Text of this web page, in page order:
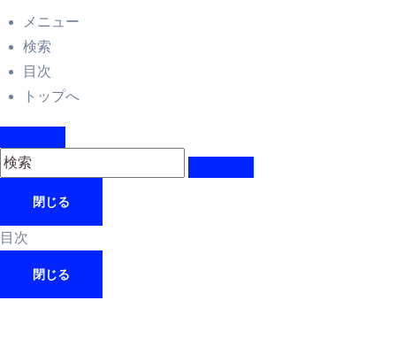
メニュー
検索
目次
トップへ
閉じる
目次
閉じる